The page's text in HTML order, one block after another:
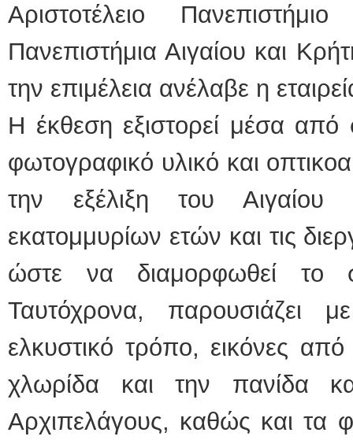
Αριστοτέλειο
Πανεπιστήμια Αιγαίου και
την επιμέλεια ανέλαβε η
Η έκθεση εξιστορεί μέσα
φωτογραφικό υλικό και
την εξέλιξη του Αιγαίου
εκατομμυρίων ετών και τις
ώστε να διαμορφωθεί το
Ταυτόχρονα, παρουσιάζει
ελκυστικό τρόπο, εικόνες
χλωρίδα και την πανίδα
Αρχιπελάγους, καθώς και τα